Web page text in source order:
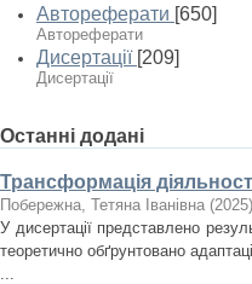
Автореферати [650]
Автореферати
Дисертації [209]
Дисертації
Останні додані
Трансформація
Побережна, Тетяна Іванівна (2025)
У дисертації представлено
теоретично обґрунтовано
...